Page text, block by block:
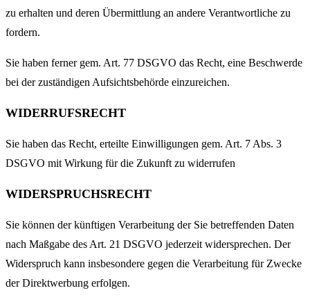
zu erhalten und deren Übermittlung an andere Verantwortliche zu
fordern.
Sie haben ferner gem. Art. 77 DSGVO das Recht, eine Beschwerde
bei der zuständigen Aufsichtsbehörde einzureichen.
WIDERRUFSRECHT
Sie haben das Recht, erteilte Einwilligungen gem. Art. 7 Abs. 3
DSGVO mit Wirkung für die Zukunft zu widerrufen
WIDERSPRUCHSRECHT
Sie können der künftigen Verarbeitung der Sie betreffenden Daten
nach Maßgabe des Art. 21 DSGVO jederzeit widersprechen. Der
Widerspruch kann insbesondere gegen die Verarbeitung für Zwecke
der Direktwerbung erfolgen.